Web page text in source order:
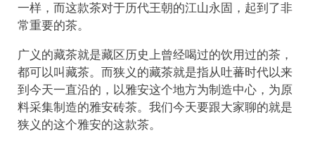
一样，而这款茶对于历代王朝的江山永固，起到了非
常重要的茶。
广义的藏茶就是藏区历史上曾经喝过的饮用过的茶，
都可以叫藏茶。而狭义的藏茶就是指从吐蕃时代以来
到今天一直沿的，以雅安这个地方为制造中心，为原
料采集制造的雅安砖茶。我们今天要跟大家聊的就是
狭义的这个雅安的这款茶。